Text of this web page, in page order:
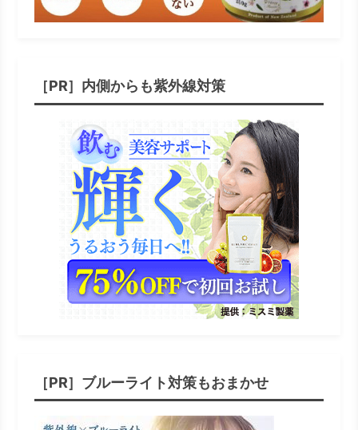
［PR］内側からも紫外線対策
［PR］ブルーライト対策もおまかせ